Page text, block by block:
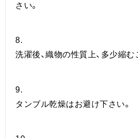
さい。
8.
洗濯後、織物の性質上、多少縮む
9.
タンブル乾燥はお避け下さい。